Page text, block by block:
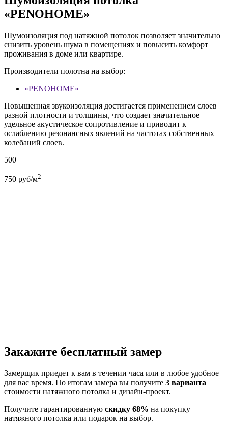
«PENOHOME»
Шумоизоляция под натяжной потолок позволяет значительно
снизить уровень шума в помещениях и повысить комфорт
проживания в доме или квартире.
Производители полотна на выбор:
«PENOHOME»
Повышенная звукоизоляция достигается применением слоев
разной плотности и толщины, что создает значительное
удельное акустическое сопротивление и приводит к
ослаблению резонансных явлений на частотах собственных
колебаний слоев.
500
750 руб/м2
Закажите бесплатный замер
Замерщик приедет к вам в течении часа или в любое удобное
для вас время. По итогам замера вы получите 3 варианта
стоимости натяжного потолка и дизайн-проект.
Получите гарантированную скидку 68% на покупку
натяжного потолка или подарок на выбор.